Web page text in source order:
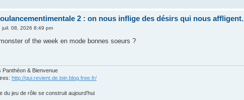
2 : on nous inflige des désirs qui nous affligent.
juil. 08, 2026 8:49 pm
of the week en mode bonnes soeurs ?
Panthéon & Bienvenue
http://qui.revient.de.loin.blog.free.fr/
du jeu de rôle se construit aujourd'hui